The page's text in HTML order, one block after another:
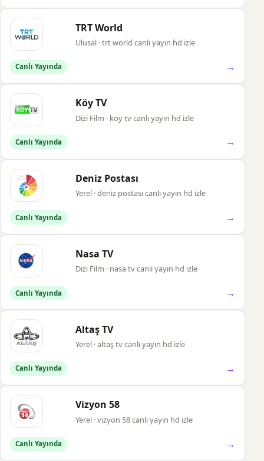
TRT World
Ulusal · trt world canlı yayın hd izle
Canlı Yayında →
Köy TV
Dizi Film · köy tv canlı yayın hd izle
Canlı Yayında →
Deniz Postası
Yerel · deniz postası canlı yayın hd izle
Canlı Yayında →
Nasa TV
Dizi Film · nasa tv canlı yayın hd izle
Canlı Yayında →
Altaş TV
Yerel · altaş tv canlı yayın hd izle
Canlı Yayında →
Vizyon 58
Yerel · vizyon 58 canlı yayın hd izle
Canlı Yayında →